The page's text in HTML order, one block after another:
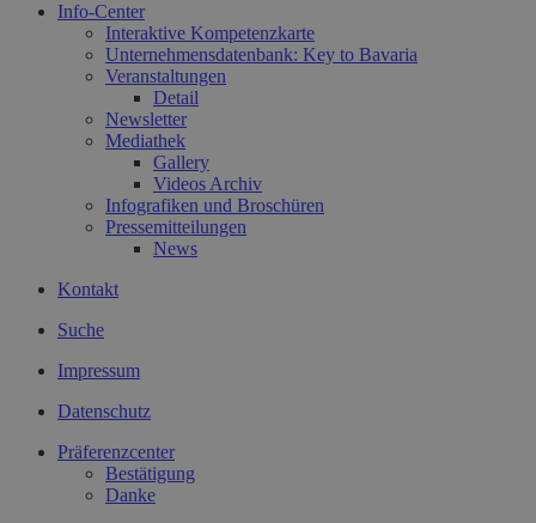
Info-Center
Interaktive Kompetenzkarte
Unternehmensdatenbank: Key to Bavaria
Veranstaltungen
Detail
Newsletter
Mediathek
Gallery
Videos Archiv
Infografiken und Broschüren
Pressemitteilungen
News
Kontakt
Suche
Impressum
Datenschutz
Präferenzcenter
Bestätigung
Danke